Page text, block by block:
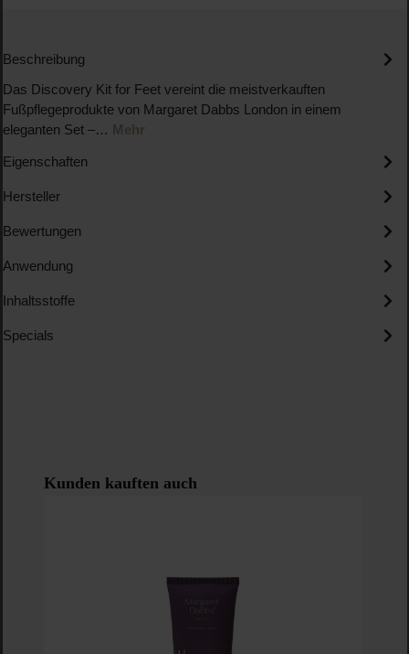
Beschreibung
Das Discovery Kit for Feet vereint die meistverkauften
Fußpflegeprodukte von Margaret Dabbs London in einem
eleganten Set –… Mehr
Eigenschaften
Hersteller
Bewertungen
Anwendung
Inhaltsstoffe
Specials
Produktgalerie überspringen
Kunden kauften auch